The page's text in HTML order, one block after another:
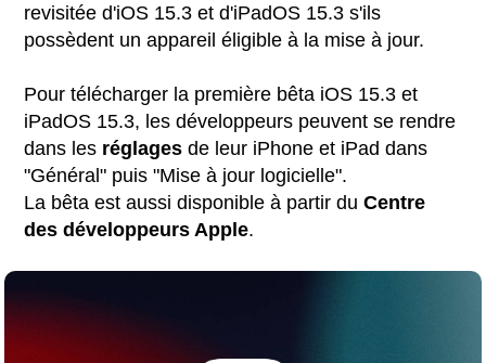
revisitée d'iOS 15.3 et d'iPadOS 15.3 s'ils
possèdent un appareil éligible à la mise à jour.
Pour télécharger la première bêta iOS 15.3 et
iPadOS 15.3, les développeurs peuvent se rendre
dans les réglages de leur iPhone et iPad dans
"Général" puis "Mise à jour logicielle".
La bêta est aussi disponible à partir duCentre
des développeurs Apple.